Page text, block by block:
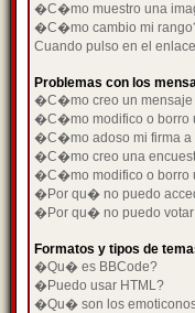
�C�mo muestro una
�C�mo cambio mi
Cuando pulso en el
Problemas con los
�C�mo creo un mensaje
�C�mo modifico o borro
�C�mo adoso mi firma a
�C�mo creo una
�C�mo modifico o borro
�Por qu� no puedo
�Por qu� no puedo votar
Formatos y tipos de
�Qu� es BBCode?
�Puedo usar HTML?
�Qu� son los